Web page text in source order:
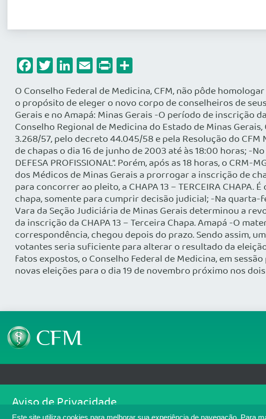
Facebook
Twitter
LinkedIn
Email
Print
O Conselho Federal de Medicina, CFM, não pôde
o propósito de eleger o novo corpo de conselheiros de
Gerais e no Amapá: Minas Gerais -O período de inscrição
Conselho Regional de Medicina do Estado de Minas
3.268/57, pelo decreto 44.045/58 e pela Resolução do
de chapas o dia 16 de junho de 2003 até às 18:00 horas; -
DEFESA PROFISSIONAL”. Porém, após as 18 horas, o
dos Médicos de Minas Gerais a prorrogar a inscrição de
para concorrer ao pleito, a CHAPA 13 – TERCEIRA
chapa, somente para cumprir decisão judicial; -Na quarta-
Vara da Seção Judiciária de Minas Gerais determinou a
da inscrição da CHAPA 13 – Terceira Chapa. Amapá -O
correspondência, chegou depois do prazo. Sendo assim,
votantes seria suficiente para alterar o resultado da
fatos expostos, o Conselho Federal de Medicina, em
novas eleições para o dia 19 de novembro próximo nos
SGAS 616, Conjunto D, Lote 115, L2 Sul, Brasília/DF - CEP: 70200-760 - CNPJ: 33.583.550/
Copyright 2026 CFM. Todos os direitos reservados.
Aviso de Privacidade
Nós usamos cookies para melhorar sua experiência de navegação no